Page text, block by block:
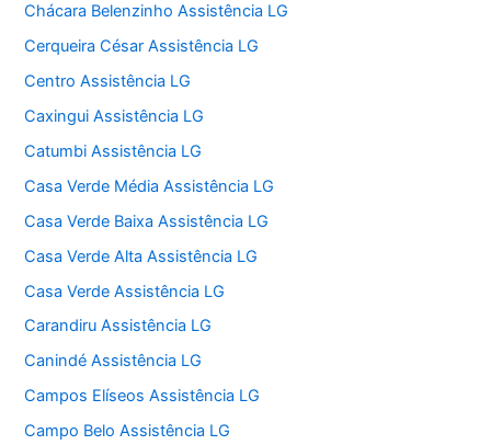
Chácara Belenzinho Assistência LG
Cerqueira César Assistência LG
Centro Assistência LG
Caxingui Assistência LG
Catumbi Assistência LG
Casa Verde Média Assistência LG
Casa Verde Baixa Assistência LG
Casa Verde Alta Assistência LG
Casa Verde Assistência LG
Carandiru Assistência LG
Canindé Assistência LG
Campos Elíseos Assistência LG
Campo Belo Assistência LG